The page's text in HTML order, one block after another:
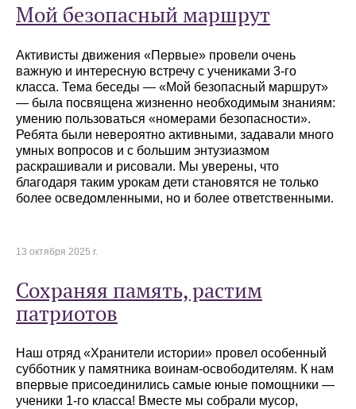
Мой безопасный маршрут
Активисты движения «Первые» провели очень
важную и интересную встречу с учениками 3-го
класса. Тема беседы — «Мой безопасный маршрут»
— была посвящена жизненно необходимым знаниям:
умению пользоваться «номерами безопасности».
Ребята были невероятно активными, задавали много
умных вопросов и с большим энтузиазмом
раскрашивали и рисовали. Мы уверены, что
благодаря таким урокам дети становятся не только
более осведомленными, но и более ответственными.
13 октября 2025 г.
Сохраняя память, растим
патриотов
Наш отряд «Хранители истории» провел особенный
субботник у памятника воинам-освободителям. К нам
впервые присоединились самые юные помощники —
ученики 1-го класса! Вместе мы собрали мусор,